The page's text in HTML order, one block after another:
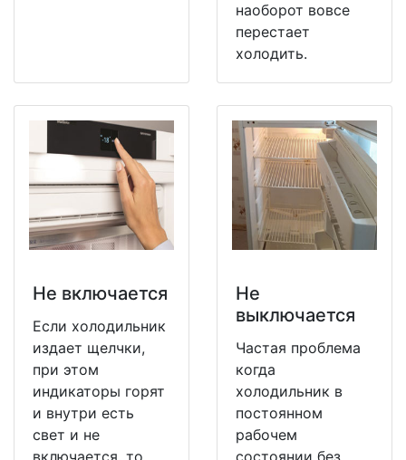
наоборот вовсе
перестает
холодить.
Не включается
Если холодильник
издает щелчки,
при этом
индикаторы горят
и внутри есть
свет и не
Не
выключается
Частая проблема
когда
холодильник в
постоянном
рабочем